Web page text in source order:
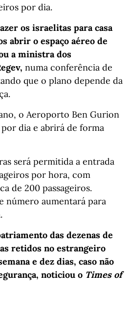
por dia.
os israelitas para casa
abrir o espaço aéreo de
a ministra dos
numa conferência de
que o plano depende da
o Aeroporto Ben Gurion
dia e abrirá de forma
será permitida a entrada
por hora, com
de 200 passageiros.
número aumentará para
das dezenas de
retidos no estrangeiro
e dez dias, caso não
noticiou o Times of